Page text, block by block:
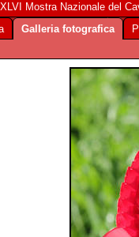
XLVI Mostra Nazionale del
Galleria fotografica